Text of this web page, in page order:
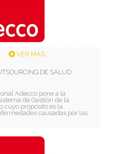
VER MÁS
DE SALUD
Adecco pone a la
de Gestión de la
cuyo propósito es la
causadas por las